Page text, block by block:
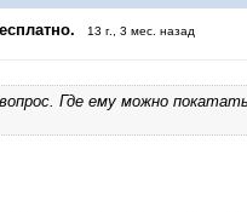
13 г., 3 мес. назад
Где ему можно